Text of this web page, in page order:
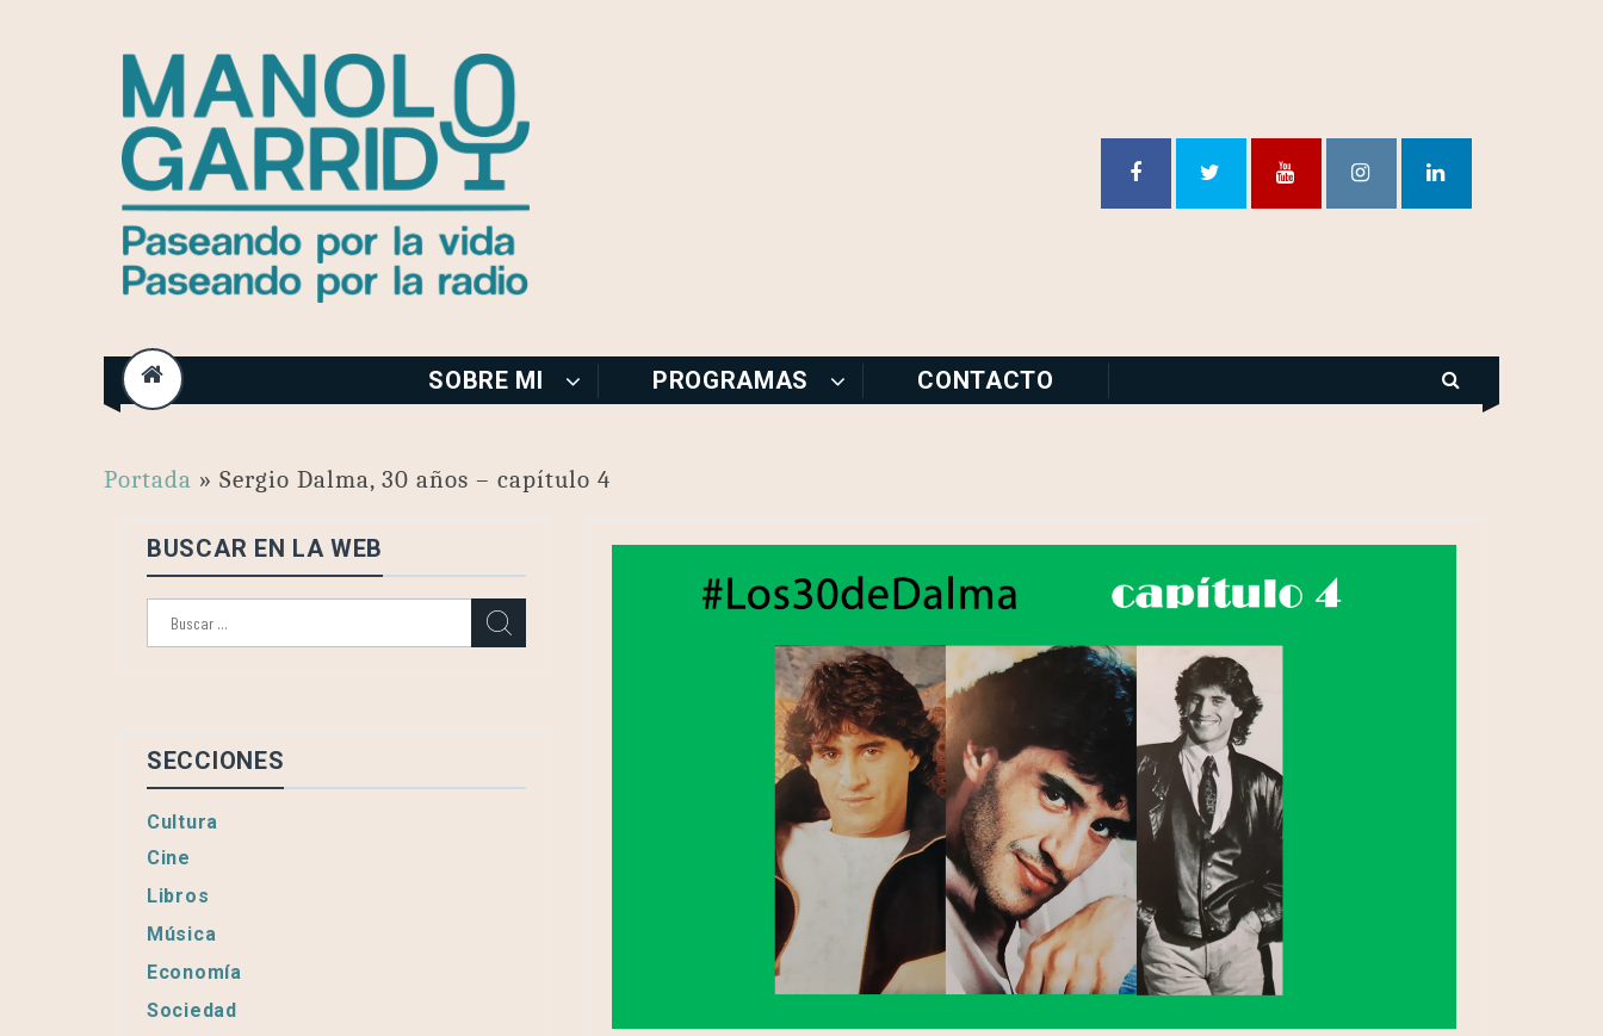
content
SOBRE MI PROGRAMAS CONTACTO
Portada » Sergio Dalma, 30 años – capítulo 4
BUSCAR EN LA WEB
SECCIONES
Cultura
Cine
Libros
Música
Economía
Sociedad